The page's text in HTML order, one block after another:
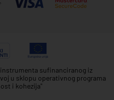
sufinanciranog iz
u sklopu operativnog programa
i kohezija"